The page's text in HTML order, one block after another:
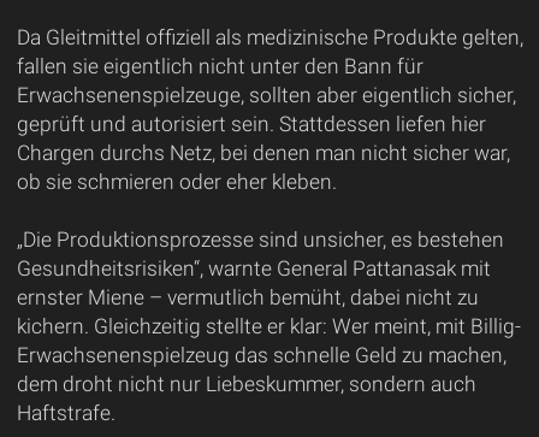
Da Gleitmittel offiziell als medizinische Produkte gelten,
fallen sie eigentlich nicht unter den Bann für
Erwachsenenspielzeuge, sollten aber eigentlich sicher,
geprüft und autorisiert sein. Stattdessen liefen hier
Chargen durchs Netz, bei denen man nicht sicher war,
ob sie schmieren oder eher kleben.
„Die Produktionsprozesse sind unsicher, es bestehen
Gesundheitsrisiken“, warnte General Pattanasak mit
ernster Miene – vermutlich bemüht, dabei nicht zu
kichern. Gleichzeitig stellte er klar: Wer meint, mit Billig-
Erwachsenenspielzeug das schnelle Geld zu machen,
dem droht nicht nur Liebeskummer, sondern auch
Haftstrafe.